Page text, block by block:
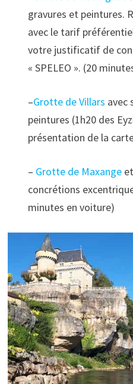
gravures et peintures.
avec le tarif
votre justificatif de
« SPELEO ». (20
–Grotte de Villars avec
peintures (1h20 des
présentation de la
– Grotte de Maxangeet
concrétions
minutes en voiture)